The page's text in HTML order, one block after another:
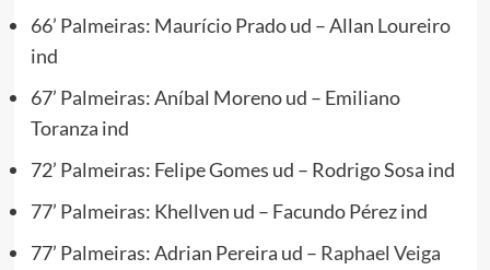
66’ Palmeiras: Maurício Prado ud – Allan Loureiro
ind
67’ Palmeiras: Aníbal Moreno ud – Emiliano
Toranza ind
72’ Palmeiras: Felipe Gomes ud – Rodrigo Sosa ind
77’ Palmeiras: Khellven ud – Facundo Pérez ind
77’ Palmeiras: Adrian Pereira ud – Raphael Veiga